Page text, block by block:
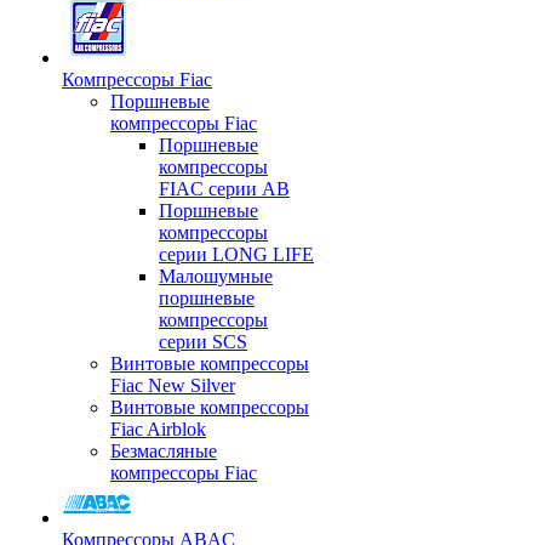
Компрессоры Fiac
Поршневые
компрессоры Fiac
Поршневые
компрессоры
FIAC серии AB
Поршневые
компрессоры
серии LONG LIFE
Малошумные
поршневые
компрессоры
серии SCS
Винтовые компрессоры
Fiac New Silver
Винтовые компрессоры
Fiac Airblok
Безмасляные
компрессоры Fiac
Компрессоры ABAC